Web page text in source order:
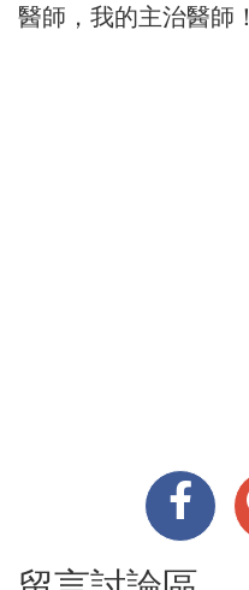
醫師，我的主治醫師！